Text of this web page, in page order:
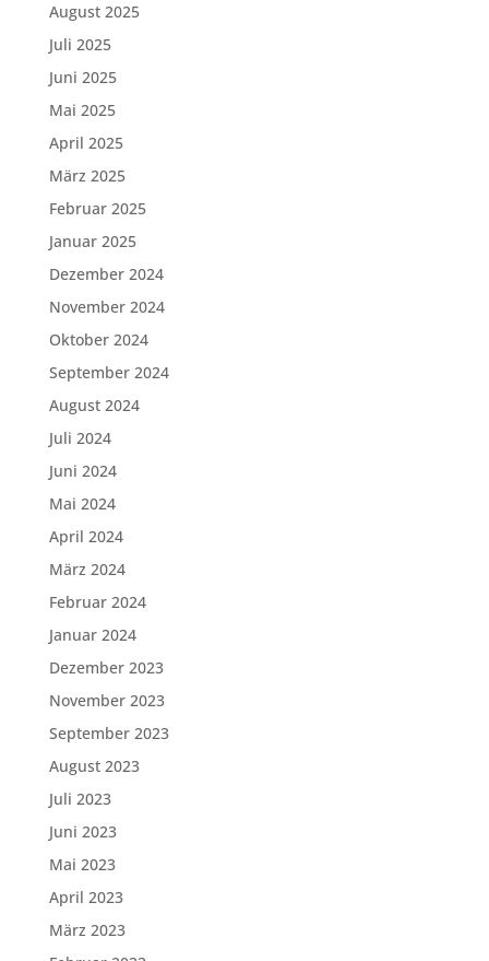
August 2025
Juli 2025
Juni 2025
Mai 2025
April 2025
März 2025
Februar 2025
Januar 2025
Dezember 2024
November 2024
Oktober 2024
September 2024
August 2024
Juli 2024
Juni 2024
Mai 2024
April 2024
März 2024
Februar 2024
Januar 2024
Dezember 2023
November 2023
September 2023
August 2023
Juli 2023
Juni 2023
Mai 2023
April 2023
März 2023